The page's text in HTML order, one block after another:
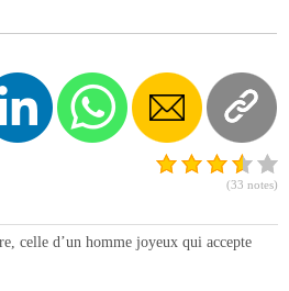
(33 notes)
celle d’un homme joyeux qui accepte